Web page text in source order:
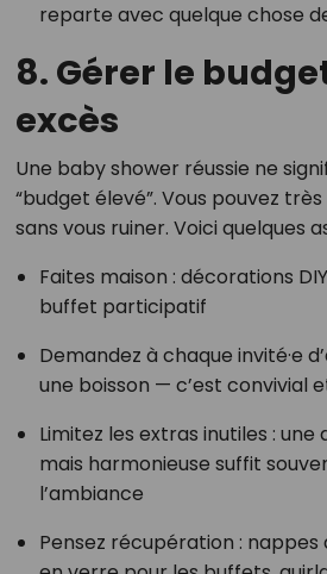
reparte avec quelque chose
8. Gérer le
excès
Une baby shower réussie ne
“budget élevé”. Vous pouvez
sans vous ruiner. Voici quelques
Faites maison : décorations
buffet participatif
Demandez à chaque invité·e
une boisson — c’est convivial
Limitez les extras inutiles :
mais harmonieuse suffit
l’ambiance
Pensez récupération : nappes